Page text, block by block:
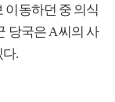
이동하던 중 의식
당국은 A 씨의 사
다.